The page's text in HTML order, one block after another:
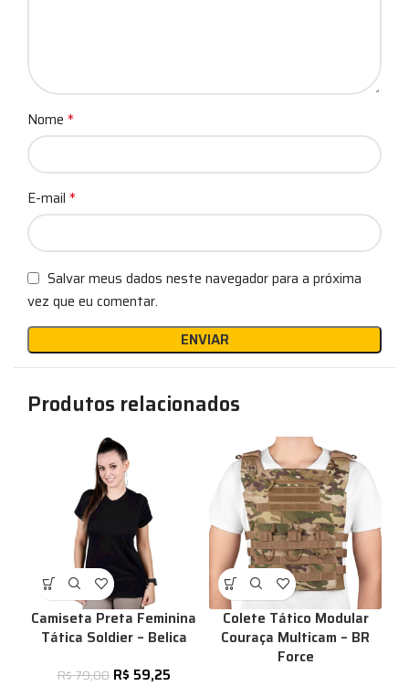
Nome *
E-mail *
Salvar meus dados neste navegador para a próxima
vez que eu comentar.
Produtos relacionados
Camiseta Preta Feminina
Tática Soldier – Belica
R$79,00 R$ 59,25
Colete Tático Modular
Couraça Multicam – BR
Force